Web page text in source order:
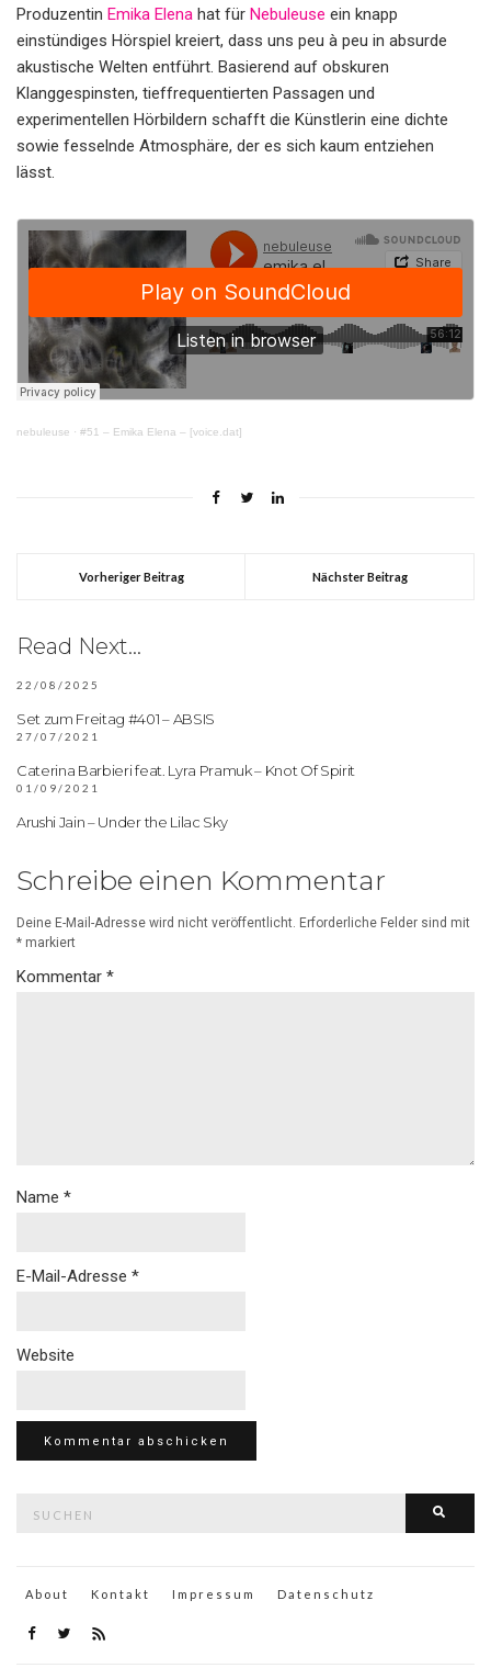
Produzentin Emika Elena hat für Nebuleuse ein knapp
einstündiges Hörspiel kreiert, dass uns peu à peu in absurde
akustische Welten entführt. Basierend auf obskuren
Klanggespinsten, tieffrequentierten Passagen und
experimentellen Hörbildern schafft die Künstlerin eine dichte
sowie fesselnde Atmosphäre, der es sich kaum entziehen
lässt.
nebuleuse · #51 – Emika Elena – [voice.dat]
Vorheriger Beitrag Nächster Beitrag
Read Next...
22/08/2025
Set zum Freitag #401 – ABSIS
27/07/2021
Caterina Barbieri feat. Lyra Pramuk – Knot Of Spirit
01/09/2021
Arushi Jain – Under the Lilac Sky
Schreibe einen Kommentar
Deine E-Mail-Adresse wird nicht veröffentlicht. Erforderliche Felder sind mit
* markiert
Kommentar *
Name *
E-Mail-Adresse *
Website
About Kontakt Impressum Datenschutz